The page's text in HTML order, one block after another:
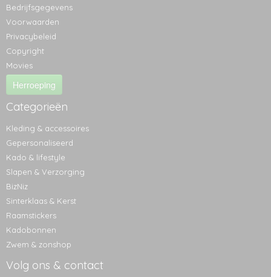
Bedrijfsgegevens
Voorwaarden
Privacybeleid
Copyright
Movies
Herroeping
Categorieën
Kleding & accessoires
Gepersonaliseerd
Kado & lifestyle
Slapen & Verzorging
BizNiz
Sinterklaas & Kerst
Raamstickers
Kadobonnen
Zwem & zonshop
Volg ons & contact